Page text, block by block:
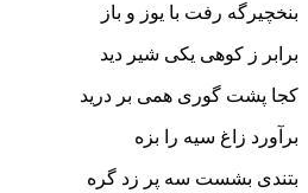
بنخچیرگه رفت با یوز و باز
برابر ز کوهى یکى شیر دید
کجا پشت گورى همى بر درید
برآورد زاغ سیه را بزه
بتندى بشست سه پر زد گره‏